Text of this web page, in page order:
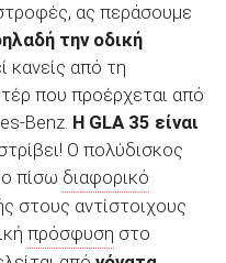
ας περάσουμε
την οδική
κανείς από τη
που προέρχεται από
Benz. Η GLA 35 είναι
Ο πολύδισκος
πίσω διαφορικό
στους αντίστοιχους
πρόσφυση στο